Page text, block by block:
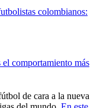
colombianos:
comportamiento más
de cara a la nueva